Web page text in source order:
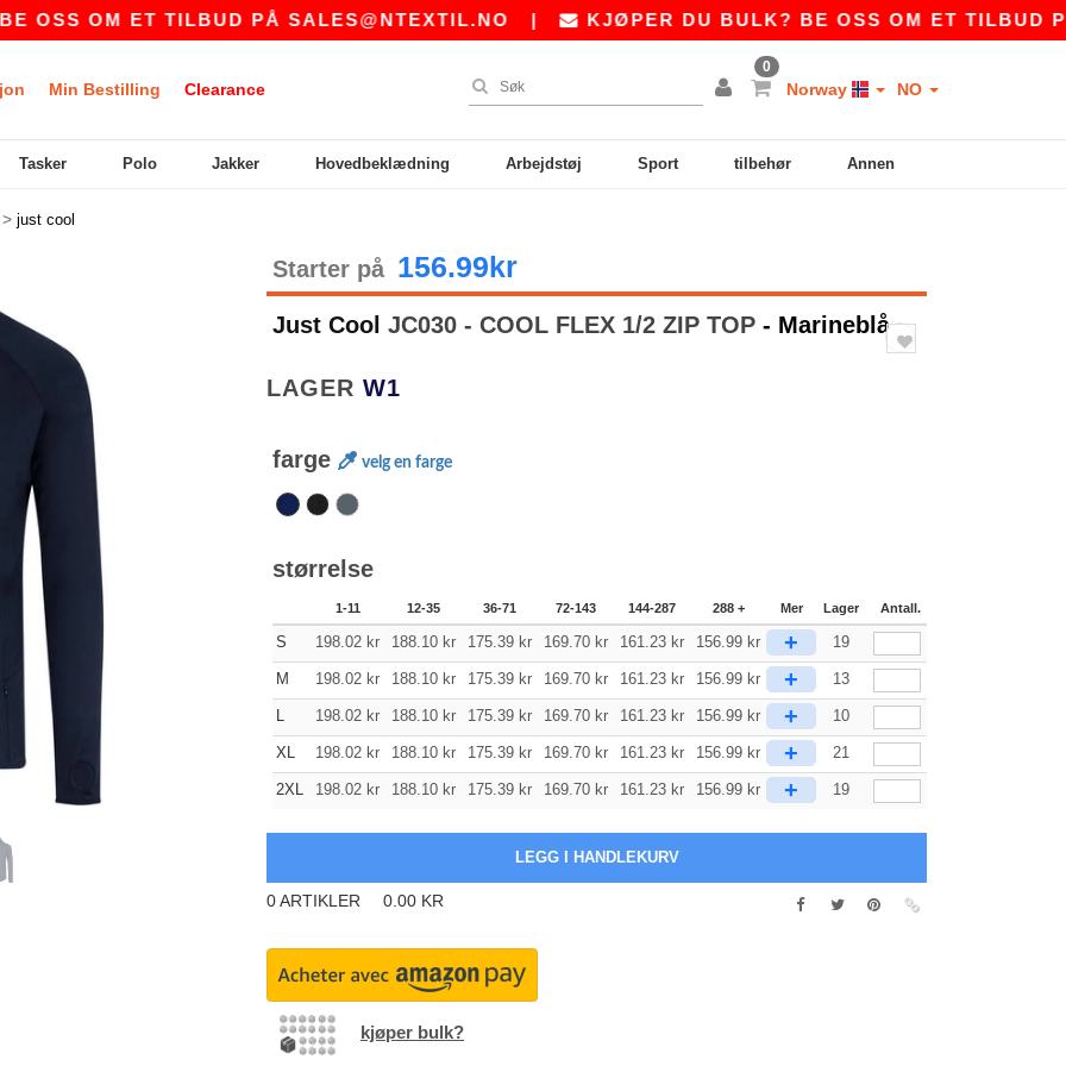
OM ET TILBUD PÅSALES@NTEXTIL.NO| KJØPER DU BULK? BE OSS OM ET TILBUD PÅ
Min Bestilling Clearance
0
Norway NO
Tasker Polo Jakker Hovedbeklædning Arbejdstøj Sport tilbehør Annen
> just cool
Starter på 156.99kr
Just Cool JC030 - COOL FLEX 1/2 ZIP TOP - Marineblå
LAGER W1
farge velg en farge
størrelse
1-11 12-35 36-71 72-143 144-287 288 + Mer Lager Antall.
S 198.02 kr 188.10 kr 175.39 kr 169.70 kr 161.23 kr 156.99 kr + 19
M 198.02 kr 188.10 kr 175.39 kr 169.70 kr 161.23 kr 156.99 kr + 13
L 198.02 kr 188.10 kr 175.39 kr 169.70 kr 161.23 kr 156.99 kr + 10
XL 198.02 kr 188.10 kr 175.39 kr 169.70 kr 161.23 kr 156.99 kr + 21
2XL 198.02 kr 188.10 kr 175.39 kr 169.70 kr 161.23 kr 156.99 kr + 19
0ARTIKLER 0.00 KR
kjøper bulk?